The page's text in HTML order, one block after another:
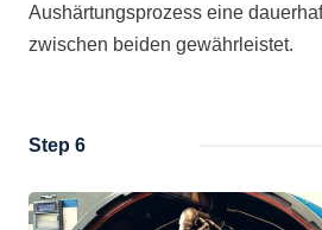
Aushärtungsprozess eine
zwischen beiden gewährleistet.
Step 6